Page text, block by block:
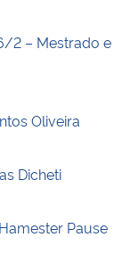
2 – Mestrado e
Oliveira
Dicheti
Pause